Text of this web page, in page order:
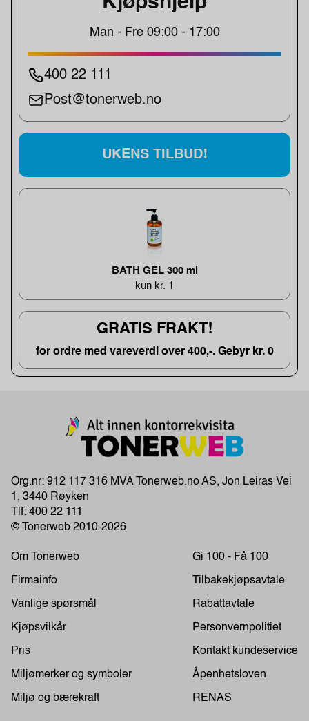
Man - Fre 09:00 - 17:00
400 22 111
Post@tonerweb.no
UKENS TILBUD!
BATH GEL 300 ml
kun kr. 1
GRATIS FRAKT!
for ordre med vareverdi over 400,-. Gebyr kr. 0
Org.nr: 912 117 316 MVA Tonerweb.no AS, Jon Leiras Vei
1, 3440 Røyken
Tlf: 400 22 111
© Tonerweb 2010-2026
Om Tonerweb
Firmainfo
Vanlige spørsmål
Kjøpsvilkår
Pris
Miljømerker og symboler
Miljø og bærekraft
Gi 100 - Få 100
Tilbakekjøpsavtale
Rabattavtale
Personvernpolitiet
Kontakt kundeservice
Åpenhetsloven
RENAS